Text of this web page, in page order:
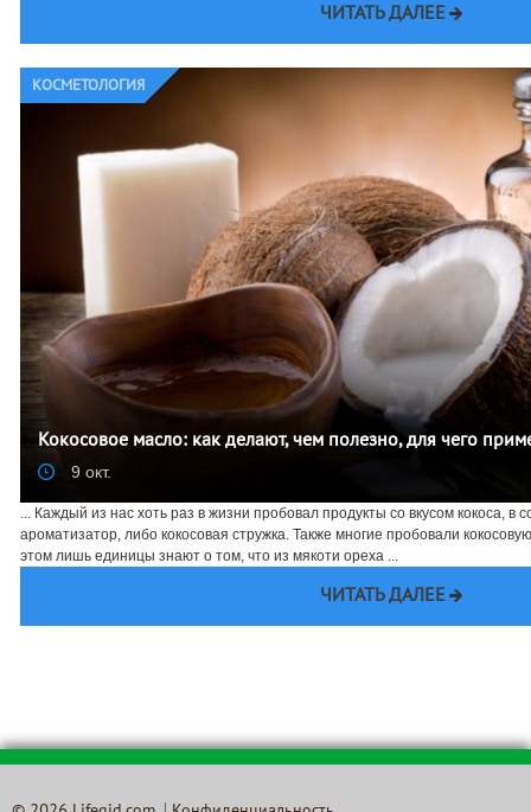
ЧИТАТЬ ДАЛЕЕ
КОСМЕТОЛОГИЯ
Кокосовое масло: как делают, чем полезно, для чего
9 окт.
... Каждый из нас хоть раз в жизни пробовал продукты со вкусом кокоса, в
ароматизатор, либо кокосовая стружка. Также многие пробовали
этом лишь единицы знают о том, что из мякоти ореха ...
ЧИТАТЬ ДАЛЕЕ